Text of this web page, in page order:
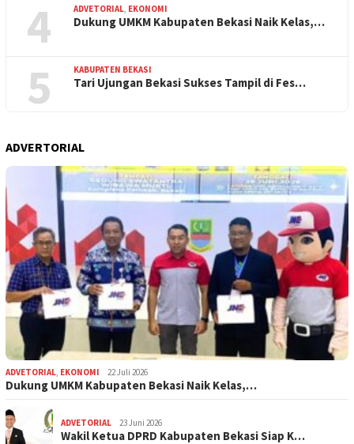
4 ADVETORIAL, EKONOMI
Dukung UMKM Kabupaten Bekasi Naik Kelas,…
5 KABUPATEN BEKASI
Tari Ujungan Bekasi Sukses Tampil di Fes…
ADVERTORIAL
ADVETORIAL EKONOMI 22 Juli 2026
Dukung UMKM Kabupaten Bekasi Naik Kelas,…
ADVETORIAL 23 Juni 2026
Wakil Ketua DPRD Kabupaten Bekasi Siap K…